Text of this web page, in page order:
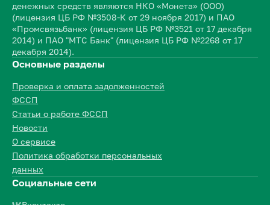
денежных средств являются НКО «Монета» (ООО)
(лицензия ЦБ РФ №3508-К от 29 ноября 2017) и ПАО
«Промсвязьбанк» (лицензия ЦБ РФ №3521 от 17 декабря
2014) и ПАО "МТС Банк" (лицензия ЦБ РФ №2268 от 17
декабря 2014).
Основные разделы
Проверка и оплата задолженностей
ФССП
Статьи о работе ФССП
Новости
О сервисе
Политика обработки персональных
данных
Социальные сети